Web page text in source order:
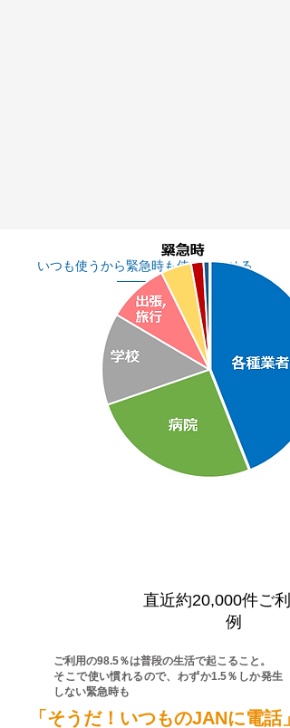
いつも使うから緊急時も使いこなせる
言葉の保険
直近約20,000件ご利
例
ご利用の98.5％は普段の生活で起こること。
​そこで使い慣れるので、わずか1.5％しか発生
しない緊急時も
「そうだ！いつものJANに電話」